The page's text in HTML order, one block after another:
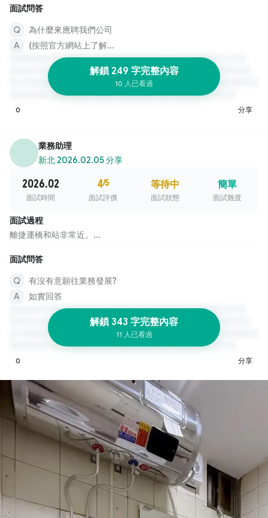
面試問答
為什麼來應聘我們公司
(按照官方網站上了解...
解鎖 249 字完整內容
10 人已看過
0 分享
業務助理
新北·2026.02.05 分享
2026.02
面試時間
4/5
面試評價
等待中
面試狀態
簡單
面試難度
面試過程
離捷運橋和站非常近。...
面試問答
有沒有意願往業務發展?
如實回答
解鎖 343 字完整內容
11 人已看過
0 分享